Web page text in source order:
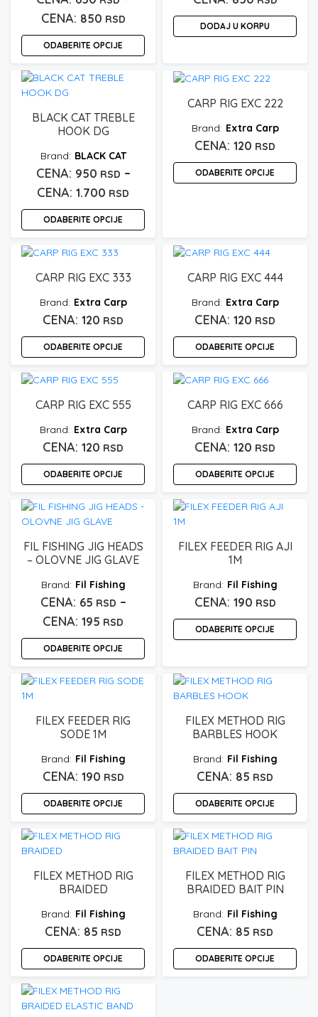
850 RSDRaspon
cena:
od
850 rsd
ODABERITE OPCIJE
Ovaj
proizvod
ima
više
varijanti.
mogu
izabrane
stranici
proizvoda.
DODAJ U KORPU
BLACK CAT TREBLE
HOOK DG
BLACK CAT
950 RSD –
1.700 RSD
cena:
od
950 rsd
ODABERITE OPCIJE
Ovaj
proizvod
ima
varijanti.
Opcije
mogu
na
proizvoda.
CARP RIG EXC 222
Extra Carp
120 RSD
ODABERITE OPCIJE
varijanti.
Opcije
izabrane
stranici
proizvoda.
CARP RIG EXC 333
Extra Carp
120 RSD
ODABERITE OPCIJE
Ovaj
proizvod
ima
varijanti.
Opcije
mogu
na
stranici
CARP RIG EXC 444
Extra Carp
120 RSD
ODABERITE OPCIJE
Ovaj
proizvod
ima
varijanti.
Opcije
mogu
na
stranici
CARP RIG EXC 555
Extra Carp
120 RSD
ODABERITE OPCIJE
Ovaj
proizvod
ima
više
varijanti.
mogu
izabrane
stranici
proizvoda.
CARP RIG EXC 666
Extra Carp
120 RSD
ODABERITE OPCIJE
Ovaj
proizvod
ima
više
mogu
izabrane
FIL FISHING JIG HEADS
– OLOVNE JIG GLAVE
Fil Fishing
65 RSD –
195 RSD
cena:
od
65 rsd
195 rsd
ODABERITE OPCIJE
Ovaj
proizvod
ima
više
mogu
izabrane
proizvoda.
FILEX FEEDER RIG AJI
1M
Fil Fishing
190 RSD
ODABERITE OPCIJE
ima
više
varijanti.
Opcije
izabrane
stranici
proizvoda.
FILEX FEEDER RIG
SODE 1M
Fil Fishing
190 RSD
ODABERITE OPCIJE
Ovaj
proizvod
ima
više
varijanti.
mogu
izabrane
proizvoda.
FILEX METHOD RIG
BARBLES HOOK
Fil Fishing
85 RSD
ODABERITE OPCIJE
Ovaj
proizvod
ima
više
varijanti.
mogu
izabrane
FILEX METHOD RIG
BRAIDED
Fil Fishing
85 RSD
ODABERITE OPCIJE
Ovaj
proizvod
ima
FILEX METHOD RIG
BRAIDED BAIT PIN
Fil Fishing
85 RSD
ODABERITE OPCIJE